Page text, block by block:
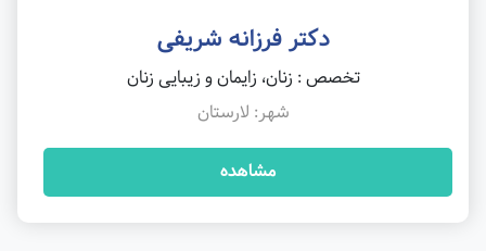
دکتر فرزانه شریفی
تخصص : زنان، زایمان و زیبایی زنان
شهر: لارستان
مشاهده